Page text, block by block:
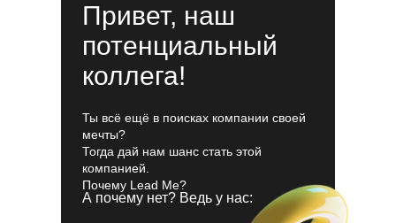
Привет, наш
потенциальный
коллега!
Ты всё ещё в поисках компании своей
мечты?
Тогда дай нам шанс стать этой
компанией.
Почему Lead Me?
А почему нет? Ведь у нас: